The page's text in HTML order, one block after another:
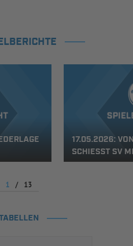
17.05.2026:
SCHIESST SV
1 / 13